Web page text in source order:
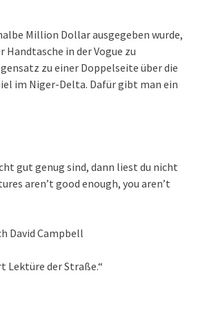
Million Dollar ausgegeben wurde,
Handtasche in der Vogue zu
zu einer Doppelseite über die
im Niger-Delta. Dafür gibt man ein
gut genug sind, dann liest du nicht
aren’t good enough, you aren’t
David Campbell
Lektüre der Straße.“